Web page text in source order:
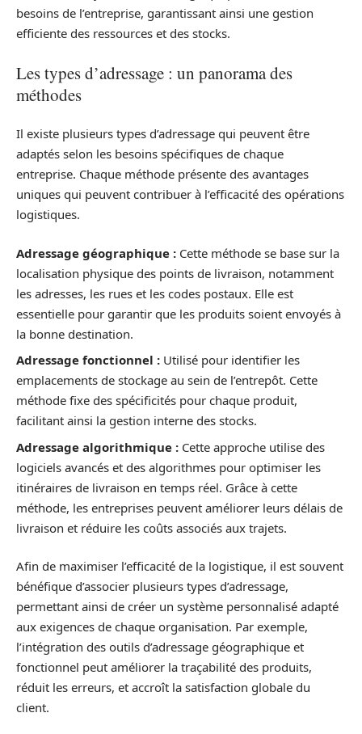
besoins de l’entreprise, garantissant ainsi une gestion
efficiente des ressources et des stocks.
Les types d’adressage : un panorama des
méthodes
Il existe plusieurs types d’adressage qui peuvent être
adaptés selon les besoins spécifiques de chaque
entreprise. Chaque méthode présente des avantages
uniques qui peuvent contribuer à l’efficacité des opérations
logistiques.
Adressage géographique : Cette méthode se base sur la
localisation physique des points de livraison, notamment
les adresses, les rues et les codes postaux. Elle est
essentielle pour garantir que les produits soient envoyés à
la bonne destination.
Adressage fonctionnel : Utilisé pour identifier les
emplacements de stockage au sein de l’entrepôt. Cette
méthode fixe des spécificités pour chaque produit,
facilitant ainsi la gestion interne des stocks.
Adressage algorithmique : Cette approche utilise des
logiciels avancés et des algorithmes pour optimiser les
itinéraires de livraison en temps réel. Grâce à cette
méthode, les entreprises peuvent améliorer leurs délais de
livraison et réduire les coûts associés aux trajets.
Afin de maximiser l’efficacité de la logistique, il est souvent
bénéfique d’associer plusieurs types d’adressage,
permettant ainsi de créer un système personnalisé adapté
aux exigences de chaque organisation. Par exemple,
l’intégration des outils d’adressage géographique et
fonctionnel peut améliorer la traçabilité des produits,
réduit les erreurs, et accroît la satisfaction globale du
client.